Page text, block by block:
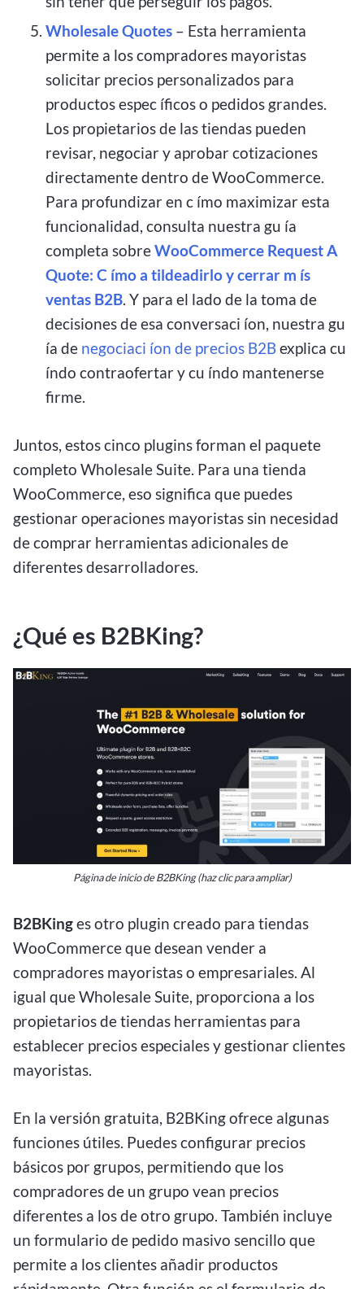
Wholesale Quotes – Esta herramienta
permite a los compradores mayoristas
solicitar precios personalizados para
productos espec íficos o pedidos grandes.
Los propietarios de las tiendas pueden
revisar, negociar y aprobar cotizaciones
directamente dentro de WooCommerce.
Para profundizar en c ímo maximizar esta
funcionalidad, consulta nuestra gu ía
completa sobreWooCommerce Request A
Quote: C ímo a tildeadirlo y cerrar m ís
ventas B2B. Y para el lado de la toma de
decisiones de esa conversaci íon, nuestra gu
ía de negociaci íon de precios B2Bexplica cu
índo contraofertar y cu índo mantenerse
firme.
Juntos, estos cinco plugins forman el paquete
completo Wholesale Suite. Para una tienda
WooCommerce, eso significa que puedes
gestionar operaciones mayoristas sin necesidad
de comprar herramientas adicionales de
diferentes desarrolladores.
¿Qué es B2BKing?
Página de inicio de B2BKing (haz clic para ampliar)
B2BKinges otro plugin creado para tiendas
WooCommerce que desean vender a
compradores mayoristas o empresariales. Al
igual que Wholesale Suite, proporciona a los
propietarios de tiendas herramientas para
establecer precios especiales y gestionar clientes
mayoristas.
En la versión gratuita, B2BKing ofrece algunas
funciones útiles. Puedes configurar precios
básicos por grupos, permitiendo que los
compradores de un grupo vean precios
diferentes a los de otro grupo. También incluye
un formulario de pedido masivo sencillo que
permite a los clientes añadir productos